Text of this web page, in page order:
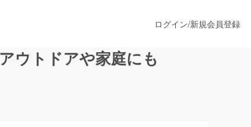
ログイン/新規会員登録
ウトドアや家庭にも